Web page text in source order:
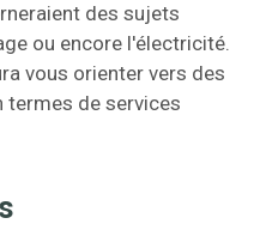
des sujets
ou encore l'électricité.
vous orienter vers des
termes de services